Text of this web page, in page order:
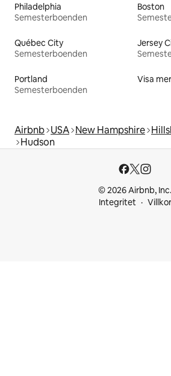
Philadelphia
Semesterboenden
Boston
Québec City
Semesterboenden
Jersey
Portland
Semesterboenden
Visa mer
Airbnb USA New Hampshire
Hudson
© 2026 Airbnb, Inc.
Integritet
Villkor